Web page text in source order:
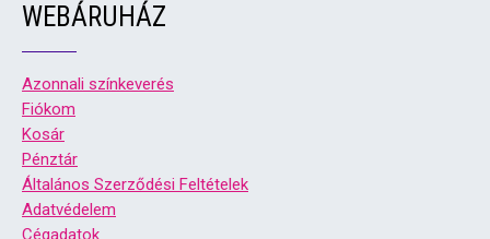
WEBÁRUHÁZ
Azonnali színkeverés
Fiókom
Kosár
Pénztár
Általános Szerződési Feltételek
Adatvédelem
Cégadatok